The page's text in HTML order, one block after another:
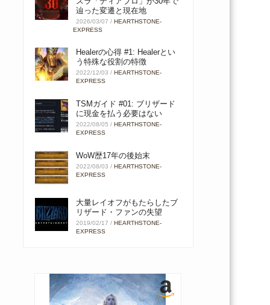
辿った変遷と現在地
2026/03/07 /HEARTHSTONE-
EXPRESS
Healerの心得 #1: Healerとい
う特殊な役割の特徴
2022/12/03 / HEARTHSTONE-
EXPRESS
TSMガイド #01: ブリザード
に現金を払う必要はない
2022/08/05 /HEARTHSTONE-
EXPRESS
WoW歴17年の後始末
2022/08/03 /HEARTHSTONE-
EXPRESS
大量レイオフがもたらしたブ
リザード・ファンの失望
2019/02/17 /HEARTHSTONE-
EXPRESS